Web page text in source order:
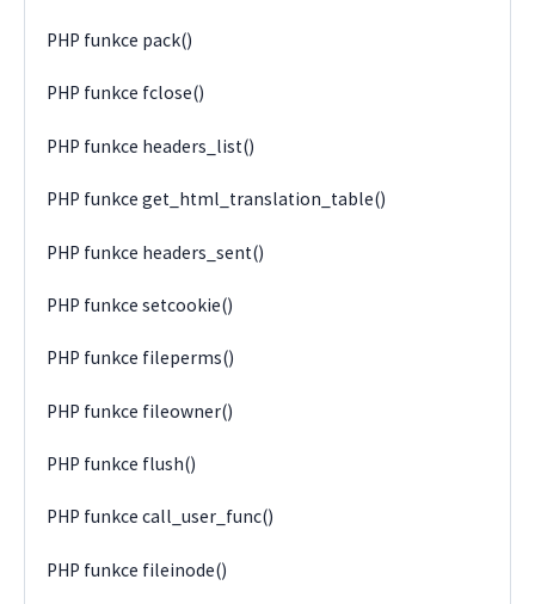
PHP funkce pack()
PHP funkce fclose()
PHP funkce headers_list()
PHP funkce get_html_translation_table()
PHP funkce headers_sent()
PHP funkce setcookie()
PHP funkce fileperms()
PHP funkce fileowner()
PHP funkce flush()
PHP funkce call_user_func()
PHP funkce fileinode()